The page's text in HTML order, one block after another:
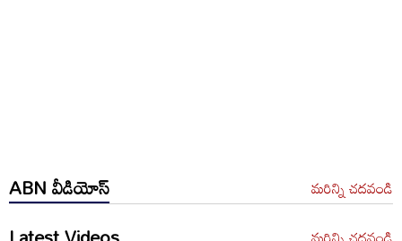
ABN వీడియోస్ మరిన్ని చదవండి